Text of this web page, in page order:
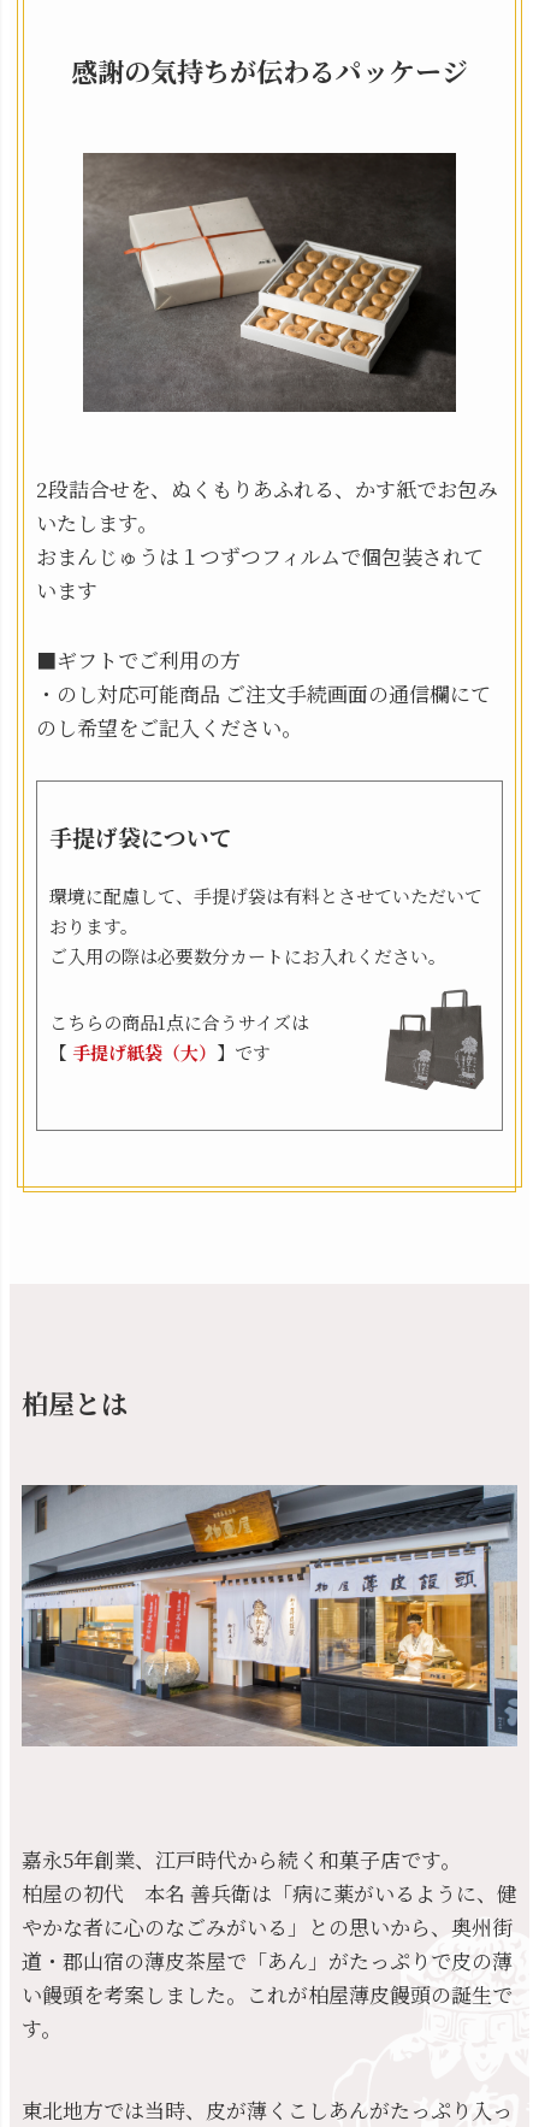
感謝の気持ちが伝わるパッケージ
2段詰合せを、ぬくもりあふれる、かす紙でお包み
いたします。
おまんじゅうは１つずつフィルムで個包装されて
います
■ギフトでご利用の方
・のし対応可能商品 ご注文手続画面の通信欄にて
のし希望をご記入ください。
手提げ袋について
環境に配慮して、手提げ袋は有料とさせていただいて
おります。
ご入用の際は必要数分カートにお入れください。
こちらの商品1点に合うサイズは
【 手提げ紙袋（大） 】です
柏屋とは
嘉永5年創業、江戸時代から続く和菓子店です。
柏屋の初代 本名 善兵衛は「病に薬がいるように、健
やかな者に心のなごみがいる」との思いから、奥州街
道・郡山宿の薄皮茶屋で「あん」がたっぷりで皮の薄
い饅頭を考案しました。これが柏屋薄皮饅頭の誕生で
す。
東北地方では当時、皮が薄くこしあんがたっぷり入っ